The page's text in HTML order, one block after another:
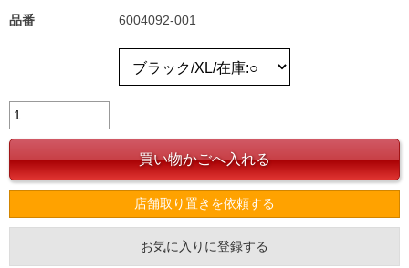
品番 6004092-001
店舗取り置きを依頼する
お気に入りに登録する